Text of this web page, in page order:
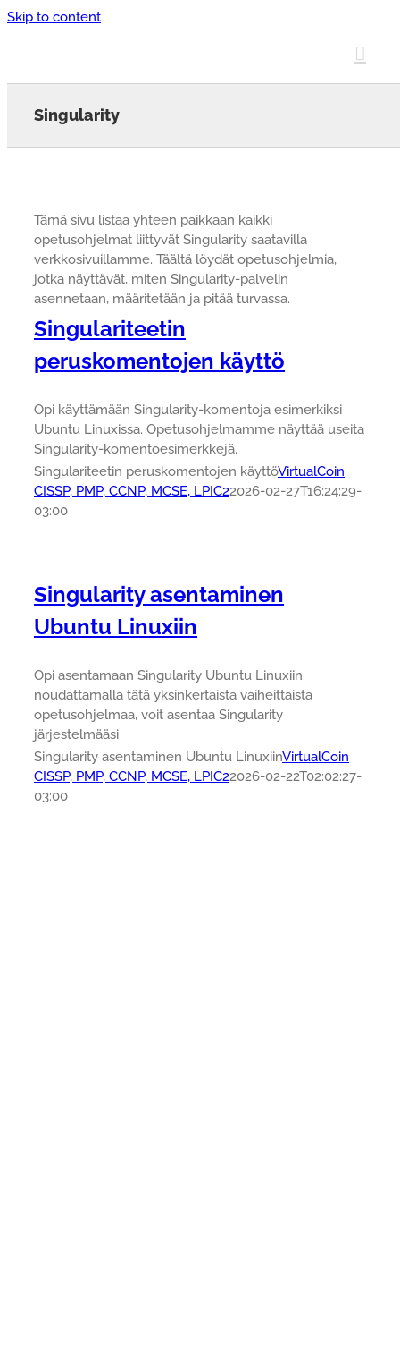
Skip to content
Singularity
Tämä sivu listaa yhteen paikkaan kaikki
opetusohjelmat liittyvät Singularity saatavilla
verkkosivuillamme. Täältä löydät opetusohjelmia,
jotka näyttävät, miten Singularity-palvelin
asennetaan, määritetään ja pitää turvassa.
Singulariteetin
peruskomentojen käyttö
Opi käyttämään Singularity-komentoja esimerkiksi
Ubuntu Linuxissa. Opetusohjelmamme näyttää useita
Singularity-komentoesimerkkejä.
Singulariteetin peruskomentojen käyttöVirtualCoin
CISSP, PMP, CCNP, MCSE, LPIC22026-02-27T16:24:29-
03:00
Singularity asentaminen
Ubuntu Linuxiin
Opi asentamaan Singularity Ubuntu Linuxiin
noudattamalla tätä yksinkertaista vaiheittaista
opetusohjelmaa, voit asentaa Singularity
järjestelmääsi
Singularity asentaminen Ubuntu LinuxiinVirtualCoin
CISSP, PMP, CCNP, MCSE, LPIC22026-02-22T02:02:27-
03:00